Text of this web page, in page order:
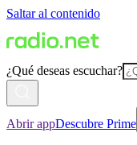
Saltar al contenido
¿Qué deseas escuchar?
Abrir appDescubre Prime